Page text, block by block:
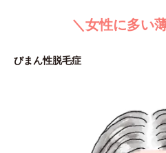
＼女性に多い
びまん性脱毛症